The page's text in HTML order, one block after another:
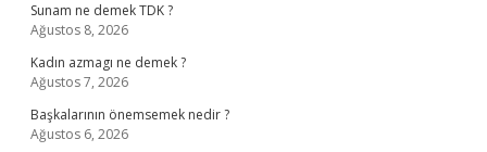
Sunam ne demek TDK ?
Ağustos 8, 2026
Kadın azmagı ne demek ?
Ağustos 7, 2026
Başkalarının önemsemek nedir ?
Ağustos 6, 2026